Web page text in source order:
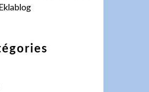
Eklablog